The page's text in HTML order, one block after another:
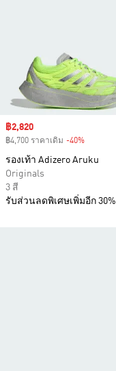
Sale price
฿2,820
฿4,700 ราคาเดิม -40%
รองเท้า Adizero Aruku
Originals
3 สี
รับส่วนลดพิเศษเพิ่มอีก 30%